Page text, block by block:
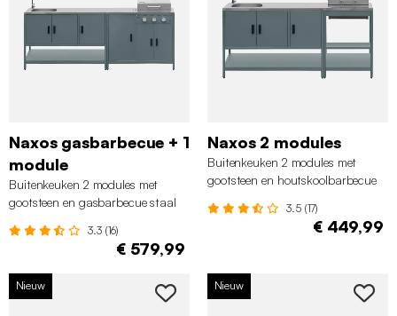
Naxos gasbarbecue + 1
module
Buitenkeuken 2 modules met
gootsteen en gasbarbecue staal
3.3 (16)
€ 579,99
Naxos 2 modules
Buitenkeuken 2 modules met
gootsteen en houtskoolbarbecue
3.5 (17)
€ 449,99
Nieuw Nieuw